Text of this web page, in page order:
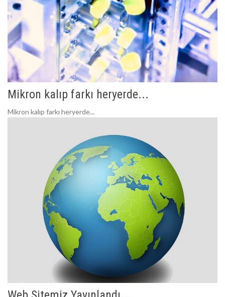
Mikron kalıp farkı heryerde...
Mikron kalıp farkı heryerde...